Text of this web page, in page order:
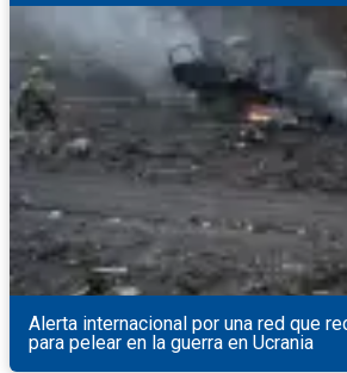
Alerta internacional por una red que
para pelear en la guerra en Ucrania